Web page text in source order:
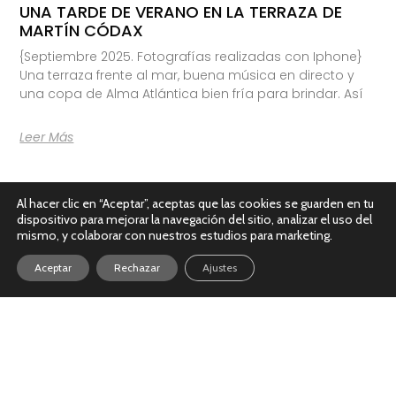
UNA TARDE DE VERANO EN LA TERRAZA DE
MARTÍN CÓDAX
{Septiembre 2025. Fotografías realizadas con Iphone}
Una terraza frente al mar, buena música en directo y
una copa de Alma Atlántica bien fría para brindar. Así
Leer Más
Al hacer clic en “Aceptar”, aceptas que las cookies se guarden en tu
dispositivo para mejorar la navegación del sitio, analizar el uso del
mismo, y colaborar con nuestros estudios para marketing.
Aceptar Rechazar Ajustes